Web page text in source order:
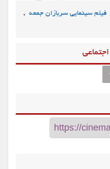
فیلم سینمایی سربازان جمعه ,